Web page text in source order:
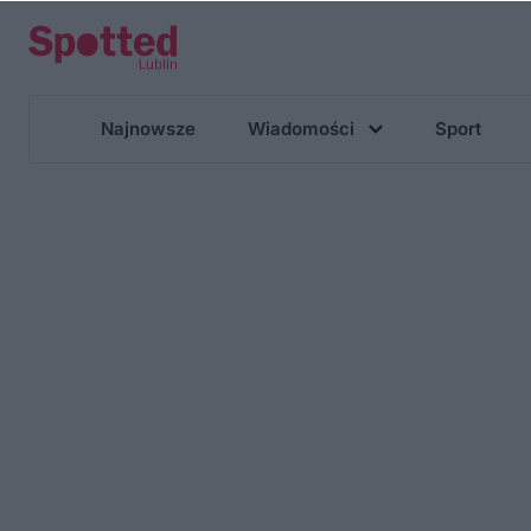
Najnowsze Wiadomości Sport